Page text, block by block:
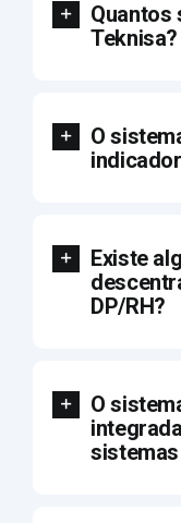
Quantos
Teknisa?
O
Existe
DP/RH?
O